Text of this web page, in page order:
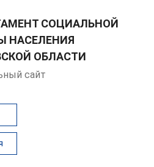
СОЦИАЛЬНОЙ
НАСЕЛЕНИЯ
ОБЛАСТИ
сайт